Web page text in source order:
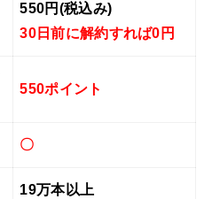
550円(税込み)
30日前に解約すれば0円
550ポイント
〇
19万本以上